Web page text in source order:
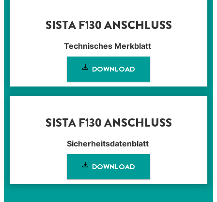
SISTA F130 ANSCHLUSS
Technisches Merkblatt
DOWNLOAD
SISTA F130 ANSCHLUSS
Sicherheitsdatenblatt
DOWNLOAD